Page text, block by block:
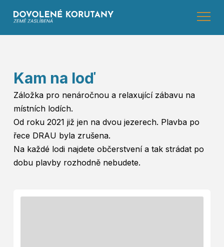
Kam na loď
Záložka pro nenáročnou a relaxující zábavu na
místních lodích.
Od roku 2021 již jen na dvou jezerech. Plavba po
řece DRAU byla zrušena.
Na každé lodi najdete občerstvení a tak strádat po
dobu plavby rozhodně nebudete.